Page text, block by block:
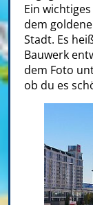
Ein
dem
Stadt. Es
Bauwerk
dem Foto
ob du es